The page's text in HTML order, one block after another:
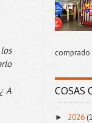
A
comprado
COSAS
► 2026